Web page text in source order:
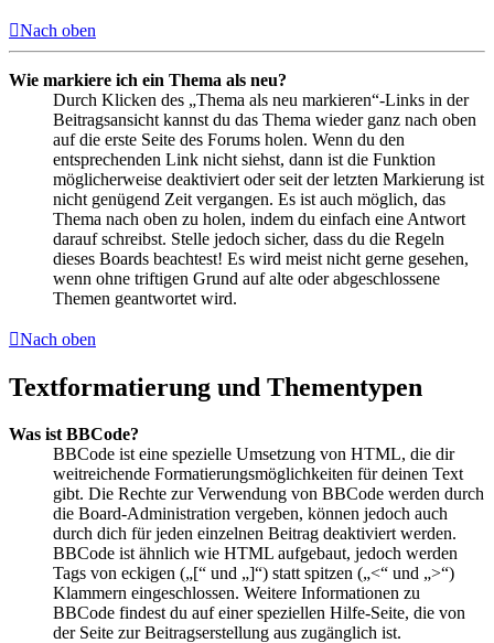
Nach oben
Wie markiere ich ein Thema als neu?
Durch Klicken des „Thema als neu markieren“-Links in der
Beitragsansicht kannst du das Thema wieder ganz nach oben
auf die erste Seite des Forums holen. Wenn du den
entsprechenden Link nicht siehst, dann ist die Funktion
möglicherweise deaktiviert oder seit der letzten Markierung ist
nicht genügend Zeit vergangen. Es ist auch möglich, das
Thema nach oben zu holen, indem du einfach eine Antwort
darauf schreibst. Stelle jedoch sicher, dass du die Regeln
dieses Boards beachtest! Es wird meist nicht gerne gesehen,
wenn ohne triftigen Grund auf alte oder abgeschlossene
Themen geantwortet wird.
Nach oben
Textformatierung und Thementypen
Was ist BBCode?
BBCode ist eine spezielle Umsetzung von HTML, die dir
weitreichende Formatierungsmöglichkeiten für deinen Text
gibt. Die Rechte zur Verwendung von BBCode werden durch
die Board-Administration vergeben, können jedoch auch
durch dich für jeden einzelnen Beitrag deaktiviert werden.
BBCode ist ähnlich wie HTML aufgebaut, jedoch werden
Tags von eckigen („[“ und „]“) statt spitzen („<“ und „>“)
Klammern eingeschlossen. Weitere Informationen zu
BBCode findest du auf einer speziellen Hilfe-Seite, die von
der Seite zur Beitragserstellung aus zugänglich ist.